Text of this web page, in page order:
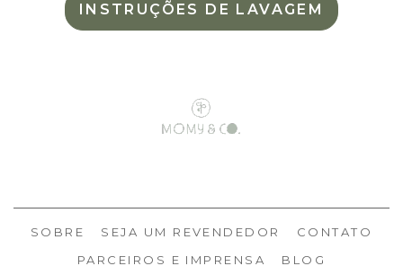
INSTRUÇÕES DE LAVAGEM
SOBRE SEJA UM REVENDEDOR
CONTATO
PARCEIROS E IMPRENSA
BLOG